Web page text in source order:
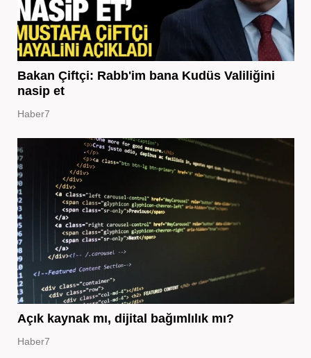
Bakan Çiftçi: Rabb'im bana Kudüs Valiliğini
nasip et
Haber7
Açık kaynak mı, dijital bağımlılık mı?
Haber7